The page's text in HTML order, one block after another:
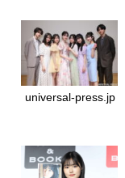
universal-press.jp